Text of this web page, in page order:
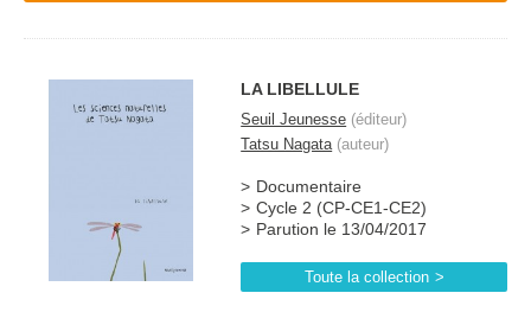
LA LIBELLULE
Seuil Jeunesse (éditeur)
Tatsu Nagata(auteur)
Documentaire
Cycle 2 (CP-CE1-CE2)
Parution le 13/04/2017
Toute la collection